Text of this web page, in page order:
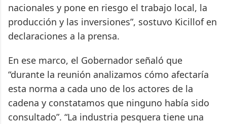
nacionales y pone en riesgo el trabajo local, la
producción y las inversiones”, sostuvo Kicillof en
declaraciones a la prensa.
En ese marco, el Gobernador señaló que
“durante la reunión analizamos cómo afectaría
esta norma a cada uno de los actores de la
cadena y constatamos que ninguno había sido
consultado”. “La industria pesquera tiene una